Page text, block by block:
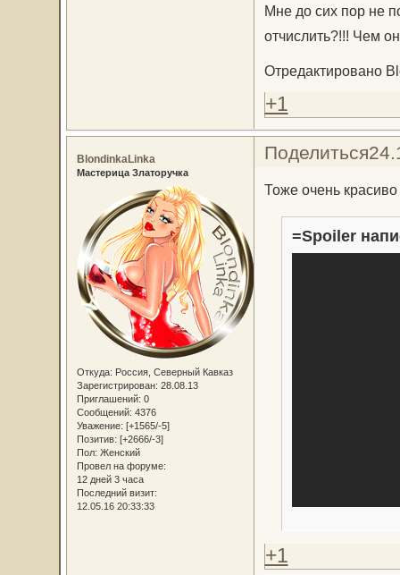
Мне до сих пор не
отчислить?!!! Чем
Отредактировано
+1
Поделиться
BlondinkaLinka
Мастерица Златоручка
Откуда: Россия, Северный Кавказ
Зарегистрирован: 28.08.13
Приглашений: 0
Сообщений: 4376
Уважение: [+1565/-5]
Позитив: [+2666/-3]
Пол: Женский
Провел на форуме:
12 дней 3 часа
Последний визит:
12.05.16 20:33:33
Тоже очень
=Spoiler
+1